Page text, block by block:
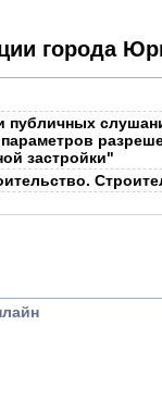
города
публичных
застройки"